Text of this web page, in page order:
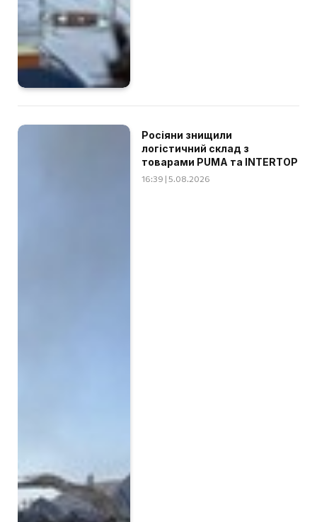
Росіяни знищили
логістичний склад з
товарами PUMA та INTERTOP
16:39 | 5.08.2026